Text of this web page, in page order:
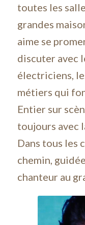
toutes les
grandes
aime se
discuter avec
électriciens,
métiers qui
Entier sur
toujours avec
Dans tous les
chemin,
chanteur au